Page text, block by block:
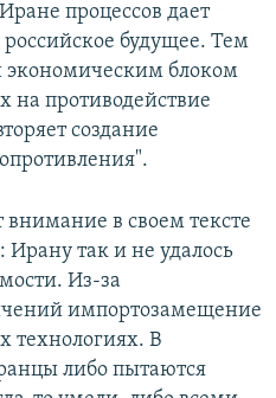
процессов дает
российское будущее. Тем
экономическим блоком
на противодействие
создание
в своем тексте
так и не удалось
Из-за
импортозамещение
технологиях. В
либо пытаются